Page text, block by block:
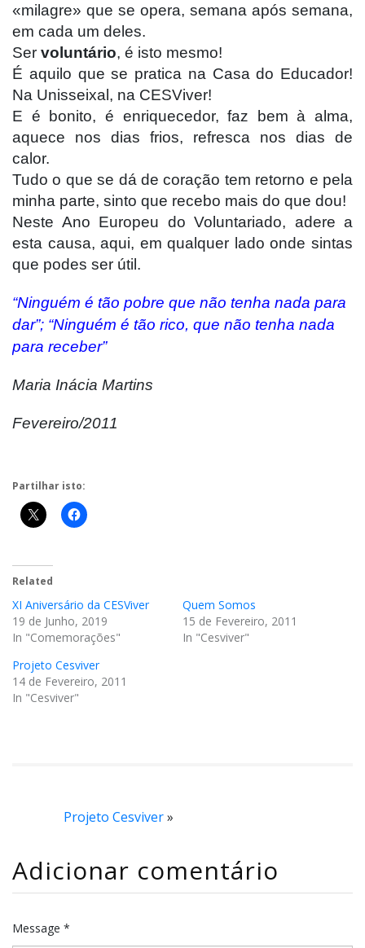
«milagre» que se opera, semana após semana,
em cada um deles.
Ser voluntário, é isto mesmo!
É aquilo que se pratica na Casa do Educador!
Na Unisseixal, na CESViver!
E é bonito, é enriquecedor, faz bem à alma,
aquece nos dias frios, refresca nos dias de
calor.
Tudo o que se dá de coração tem retorno e pela
minha parte, sinto que recebo mais do que dou!
Neste Ano Europeu do Voluntariado, adere a
esta causa, aqui, em qualquer lado onde sintas
que podes ser útil.
“Ninguém é tão pobre que não tenha nada para
dar”; “Ninguém é tão rico, que não tenha nada
para receber”
Maria Inácia Martins
Fevereiro/2011
Partilhar isto:
Related
XI Aniversário da CESViver
19 de Junho, 2019
In "Comemorações"
Quem Somos
15 de Fevereiro, 2011
In "Cesviver"
Projeto Cesviver
14 de Fevereiro, 2011
In "Cesviver"
Projeto Cesviver»
Adicionar comentário
Message *